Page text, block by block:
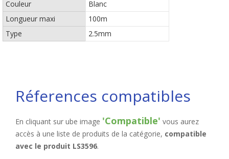
Couleur
Blanc
Longueur maxi
100m
Type
2.5mm
Réferences compatibles
En cliquant sur ube image 'Compatible' vous aurez
accès à une liste de produits de la catégorie, compatible
avec le produit LS3596.